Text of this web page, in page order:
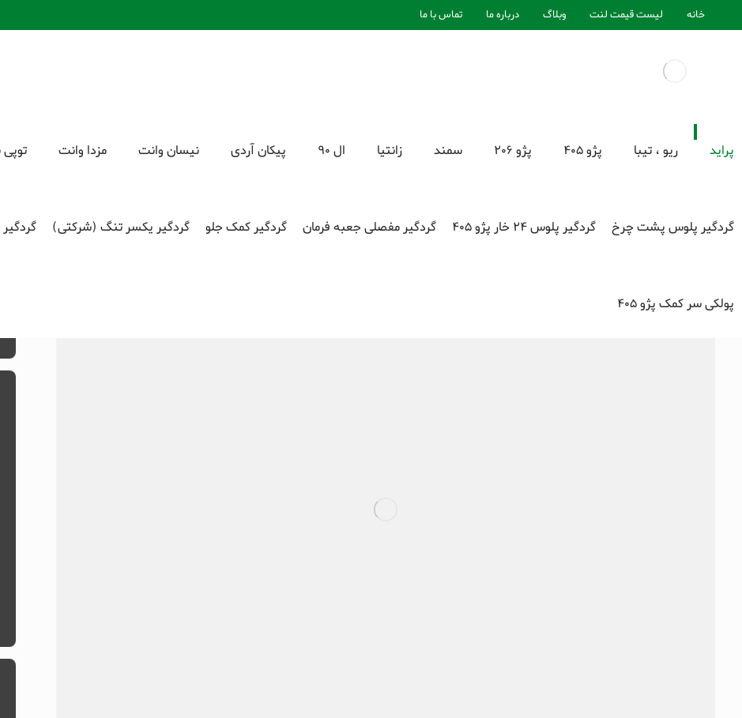
خانه لیست قیمت لنت وبلاگ درباره ما تماس با ما
پراید ریو ، تیبا پژو 405 پژو 206 سمند زانتیا ال 90 پیکان آردی نیسان وانت مزدا وانت توپی
گردگیر پلوس پشت چرخ گردگیر پلوس 24 خار پژو 405 گردگیر مفصلی جعبه فرمان گردگیر کمک جلو گردگیر یکسر تنگ (شرکتی)
پولکی سر کمک پژو 405
سیبک مفصل (بازویی فرمان)